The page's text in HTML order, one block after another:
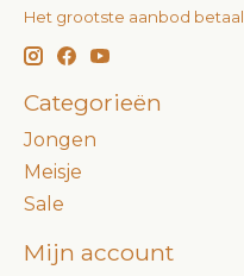
Het grootste aanbod
Categorieën
Jongen
Meisje
Sale
Mijn account